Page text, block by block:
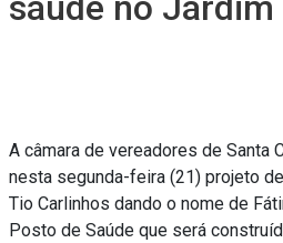
A câmara de vereadores de Santa
nesta segunda-feira (21) projeto
Tio Carlinhos dando o nome de
Posto de Saúde que será